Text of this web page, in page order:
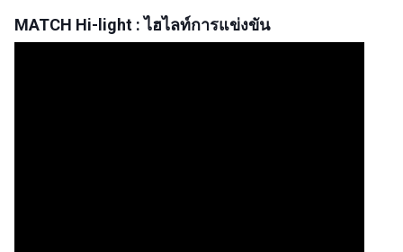
MATCH Hi-light : ไฮไลท์การแข่งขัน